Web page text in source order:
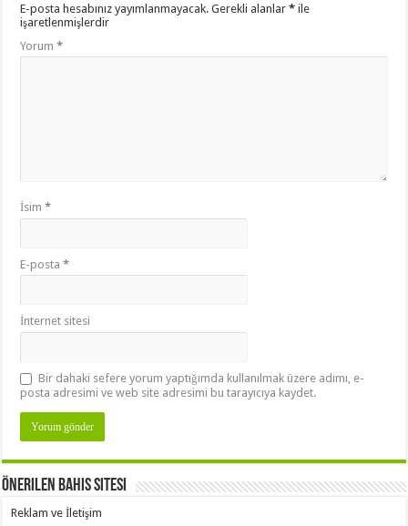
E-posta hesabınız yayımlanmayacak. Gerekli alanlar* ile
işaretlenmişlerdir
Yorum*
İsim*
E-posta*
İnternet sitesi
Bir dahaki sefere yorum yaptığımda kullanılmak üzere adımı, e-
posta adresimi ve web site adresimi bu tarayıcıya kaydet.
Önerilen Bahis Sitesi
Reklam ve İletişim